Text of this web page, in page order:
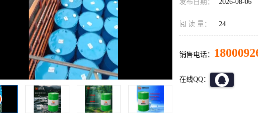
发布日期： 2026-08-06
阅 读 量： 24
销售电话：
在线QQ：